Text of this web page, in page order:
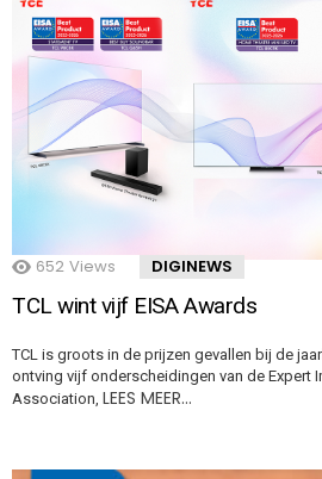
652 Views DIGINEWS
TCL wint vijf EISA Awards
TCL is groots in de prijzen gevallen bij de
ontving vijf onderscheidingen van de Expert
Association, LEES MEER…